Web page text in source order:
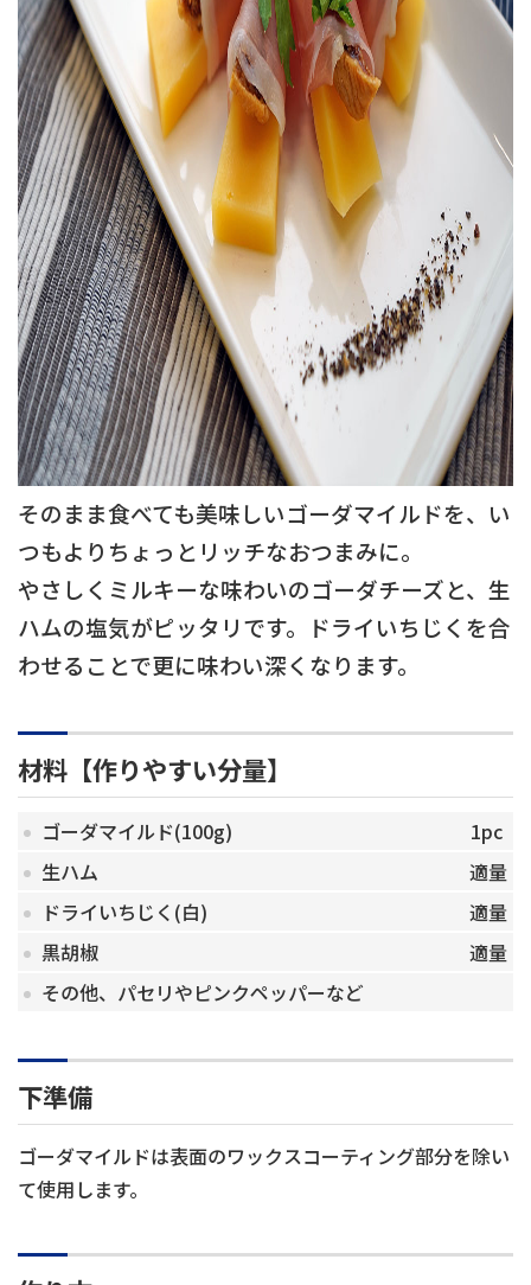
そのまま食べても美味しいゴーダマイルドを、い
つもよりちょっとリッチなおつまみに。
やさしくミルキーな味わいのゴーダチーズと、生
ハムの塩気がピッタリです。ドライいちじくを合
わせることで更に味わい深くなります。
材料【作りやすい分量】
ゴーダマイルド(100g)
1pc
生ハム
適量
ドライいちじく(白)
適量
黒胡椒
適量
その他、パセリやピンクペッパーなど
下準備
ゴーダマイルドは表面のワックスコーティング部分を除い
て使用します。